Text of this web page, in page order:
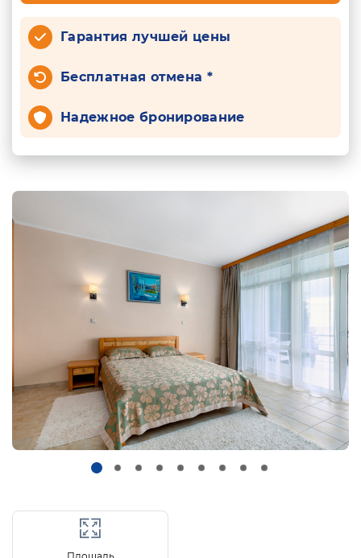
Гарантия лучшей цены
Бесплатная отмена *
Надежное бронирование